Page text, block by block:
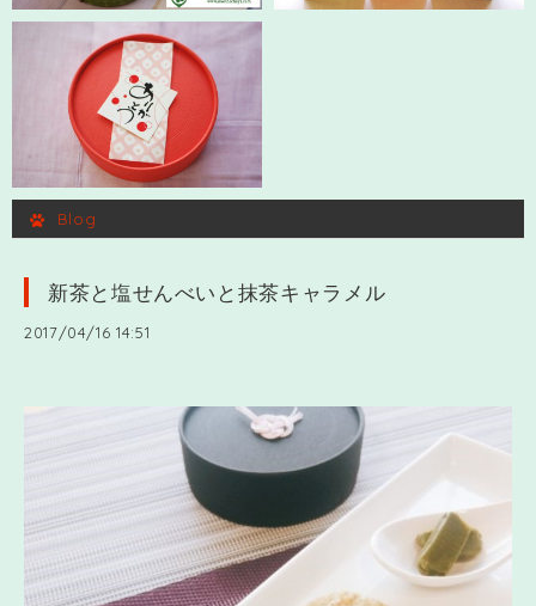
Blog
新茶と塩せんべいと抹茶キャラメル
2017/04/16 14:51